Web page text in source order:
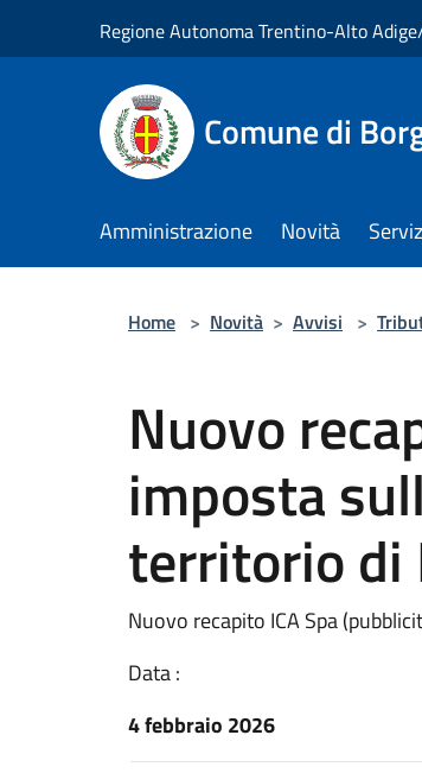
Regione Autonoma Trentino-Alto
Comune di
Amministrazione Novità
Home > Novità > Avvisi >
Nuovo
imposta
territorio di
Nuovo recapito ICA Spa
Data :
4 febbraio 2026